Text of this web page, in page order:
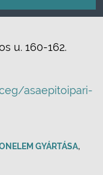
u. 160-162.
asaepitoipari-
GYÁRTÁSA,